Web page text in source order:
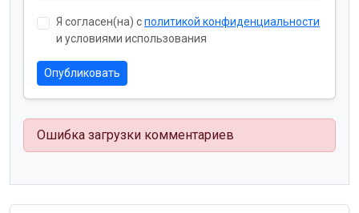
Я согласен(на) сполитикой конфиденциальности
и условиями использования
Опубликовать
Ошибка загрузки комментариев